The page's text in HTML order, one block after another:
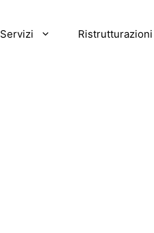
Servizi